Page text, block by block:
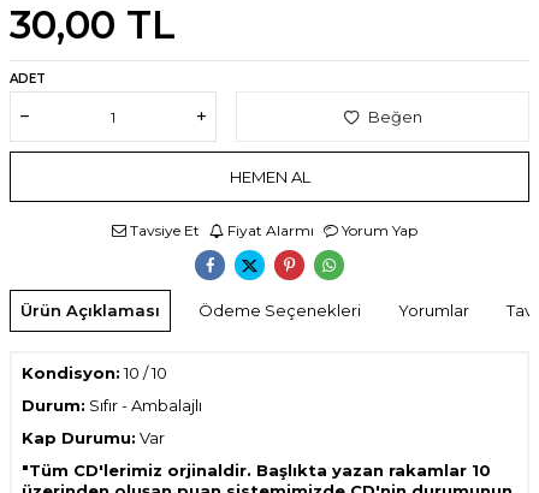
30,00 TL
ADET
Beğen
HEMEN AL
Tavsiye Et Fiyat Alarmı Yorum Yap
Ürün Açıklaması Ödeme Seçenekleri Yorumlar
Kondisyon: 10 / 10
Durum: Sıfır- Ambalajlı
Kap Durumu: Var
"Tüm CD'lerimiz orjinaldir. Başlıkta yazan rakamlar 10